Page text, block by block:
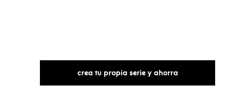
crea tu propia serie y ahorra